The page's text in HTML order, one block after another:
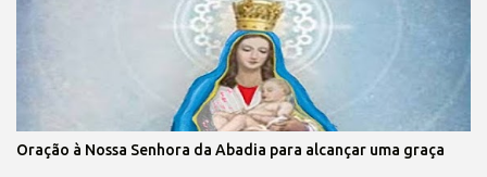
Oração à Nossa Senhora da Abadia para alcançar uma graça